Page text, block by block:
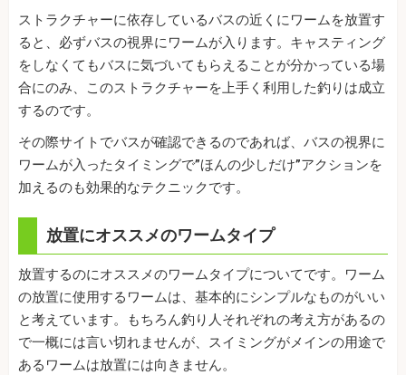
ストラクチャーに依存しているバスの近くにワームを放置す
ると、必ずバスの視界にワームが入ります。キャスティング
をしなくてもバスに気づいてもらえることが分かっている場
合にのみ、このストラクチャーを上手く利用した釣りは成立
するのです。
その際サイトでバスが確認できるのであれば、バスの視界に
ワームが入ったタイミングで”ほんの少しだけ”アクションを
加えるのも効果的なテクニックです。
放置にオススメのワームタイプ
放置するのにオススメのワームタイプについてです。ワーム
の放置に使用するワームは、基本的にシンプルなものがいい
と考えています。もちろん釣り人それぞれの考え方があるの
で一概には言い切れませんが、スイミングがメインの用途で
あるワームは放置には向きません。